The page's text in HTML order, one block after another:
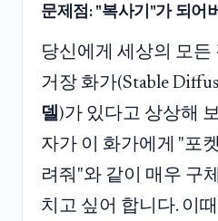
문제점: "복사기"가 되어
당신에게 세상의 모든
거장 화가(Stable
델)가 있다고 상상해
자가 이 화가에게 "포
려줘"와 같이 매우 구
치고 싶어 합니다. 이